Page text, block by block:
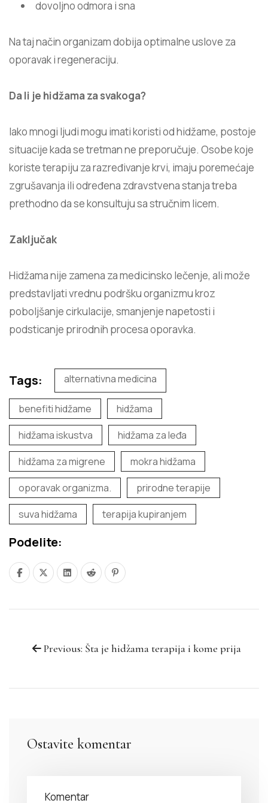
dovoljno odmora i sna
Na taj način organizam dobija optimalne uslove za
oporavak i regeneraciju.
Da li je hidžama za svakoga?
Iako mnogi ljudi mogu imati koristi od hidžame, postoje
situacije kada se tretman ne preporučuje. Osobe koje
koriste terapiju za razređivanje krvi, imaju poremećaje
zgrušavanja ili određena zdravstvena stanja treba
prethodno da se konsultuju sa stručnim licem.
Zaključak
Hidžama nije zamena za medicinsko lečenje, ali može
predstavljati vrednu podršku organizmu kroz
poboljšanje cirkulacije, smanjenje napetosti i
podsticanje prirodnih procesa oporavka.
Tags: alternativna medicina
benefiti hidžame
hidžama
hidžama iskustva
hidžama za leđa
hidžama za migrene
mokra hidžama
oporavak organizma.
prirodne terapije
suva hidžama
terapija kupiranjem
Podelite:
Previous: Šta je hidžama terapija i kome prija
Ostavite komentar